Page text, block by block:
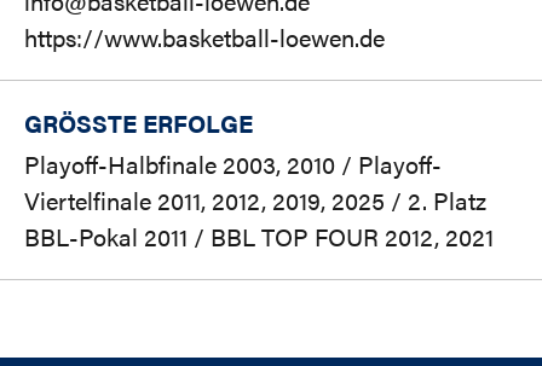
https://www.basketball-loewen.de
GRÖSSTE ERFOLGE
Playoff-Halbfinale 2003, 2010 / Playoff-
Viertelfinale 2011, 2012, 2019, 2025 / 2. Platz
BBL-Pokal 2011 / BBL TOP FOUR 2012, 2021